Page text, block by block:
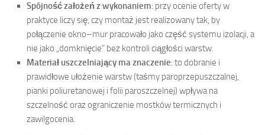
Spójność założeń z wykonaniem: przy ocenie oferty w
praktyce liczy się, czy montaż jest realizowany tak, by
połączenie okno–mur pracowało jako część systemu izolacji, a
nie jako „domknięcie” bez kontroli ciągłości warstw.
Materiał uszczelniający ma znaczenie: to dobranie i
prawidłowe ułożenie warstw (taśmy paroprzepuszczalnej,
pianki poliuretanowej i folii paroszczelnej) wpływa na
szczelność oraz ograniczenie mostków termicznych i
zawilgocenia.